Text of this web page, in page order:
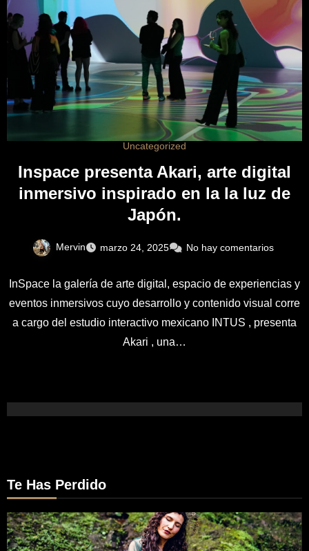
Uncategorized
Inspace presenta Akari, arte digital
inmersivo inspirado en la la luz de
Japón.
Mervin marzo 24, 2025 No hay comentarios
InSpace la galería de arte digital, espacio de experiencias y
eventos inmersivos cuyo desarrollo y contenido visual corre
a cargo del estudio interactivo mexicano INTUS , presenta
Akari , una…
Te Has Perdido